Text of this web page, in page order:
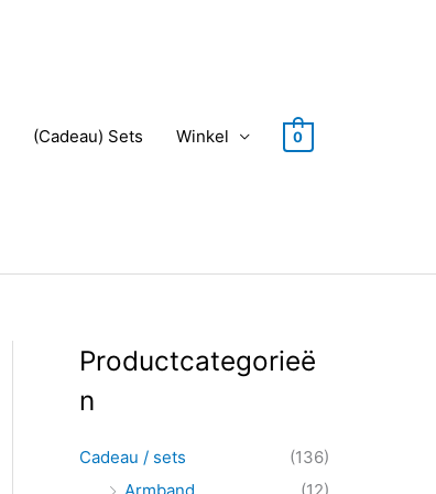
(Cadeau) Sets Winkel 0
Productcategorieë
n
Cadeau / sets
(136)
Z
k